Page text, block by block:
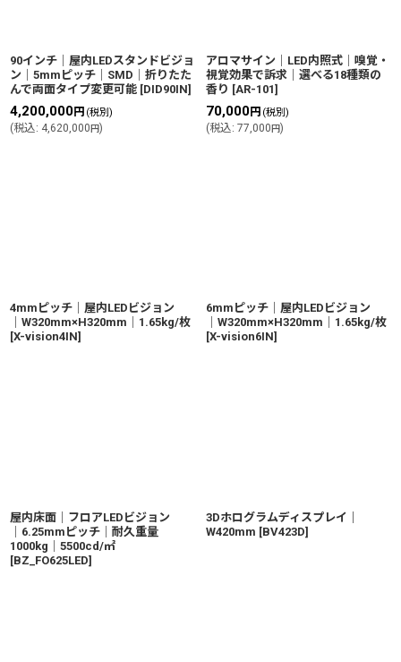
90インチ│屋内LEDスタンドビジョ
ン│5mmピッチ│SMD│折りたた
んで両面タイプ変更可能 [DID90IN]
4,200,000円 (税別)
(税込: 4,620,000円)
アロマサイン│LED内照式│嗅覚・
視覚効果で訴求│選べる18種類の
香り [AR-101]
70,000円 (税別)
(税込: 77,000円)
4mmピッチ│屋内LEDビジョン
│W320mm×H320mm│1.65kg/枚
[X-vision4IN]
6mmピッチ│屋内LEDビジョン
│W320mm×H320mm│1.65kg/枚
[X-vision6IN]
屋内床面│フロアLEDビジョン
│6.25mmピッチ│耐久重量
1000kg│5500cd/㎡
[BZ_FO625LED]
3Dホログラムディスプレイ｜
W420mm [BV423D]